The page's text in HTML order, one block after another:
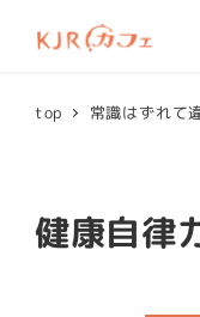
top 常識はずれて
健康自律